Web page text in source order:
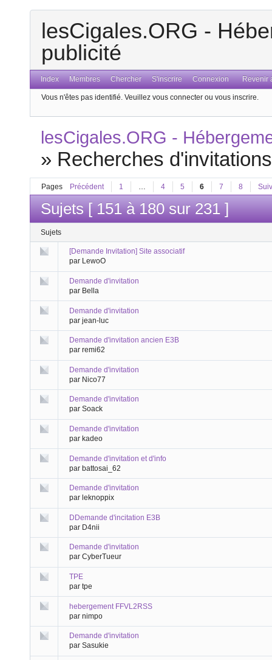
lesCigales.ORG -
publicité
Index Membres Chercher S'inscrire Connexion Revenir
Vous n'êtes pas identifié. Veuillez vous connecter ou vous inscrire.
lesCigales.ORG -
» Recherches d'invitations
Pages Précédent 1 4 5 6 7 8
Sujets [ 151 à 180 sur 231 ]
Sujets
[Demande Invitation] Site associatif
par LewoO
Demande d'invitation
par Bella
Demande d'invitation
par jean-luc
Demande d'invitation ancien E3B
par remi62
Demande d'invitation
par Nico77
Demande d'invitation
par Soack
Demande d'invitation
par kadeo
Demande d'invitation et d'info
par battosai_62
Demande d'invitation
par leknoppix
DDemande d'incitation E3B
par D4nii
Demande d'invitation
par CyberTueur
TPE
par tpe
hebergement FFVL2RSS
par nimpo
Demande d'invitation
par Sasukie